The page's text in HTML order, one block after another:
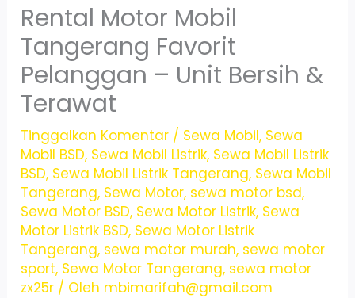
Rental Motor Mobil
Tangerang Favorit
Pelanggan – Unit Bersih &
Terawat
Tinggalkan Komentar / Sewa Mobil, Sewa
Mobil BSD, Sewa Mobil Listrik, Sewa Mobil Listrik
BSD, Sewa Mobil Listrik Tangerang, Sewa Mobil
Tangerang, Sewa Motor, sewa motor bsd,
Sewa Motor BSD, Sewa Motor Listrik, Sewa
Motor Listrik BSD, Sewa Motor Listrik
Tangerang, sewa motor murah, sewa motor
sport, Sewa Motor Tangerang, sewa motor
zx25r / Oleh mbimarifah@gmail.com